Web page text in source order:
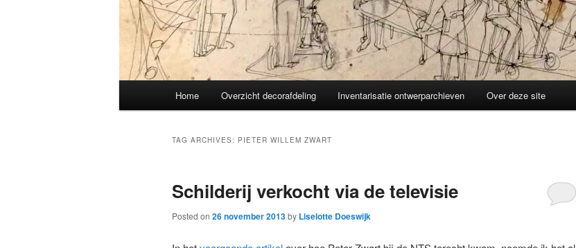
Home Overzicht decorafdeling Inventarisatie ontwerparchieven Over deze site
TAG ARCHIVES: PIETER WILLEM ZWART
Schilderij verkocht via de televisie
Posted on 26 november 2013by Liselotte Doeswijk